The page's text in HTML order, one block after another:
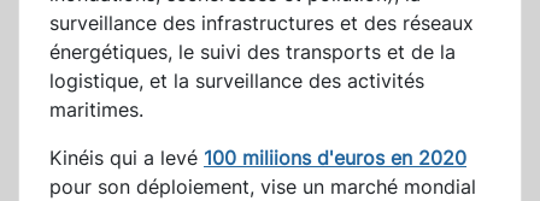
surveillance des infrastructures et des réseaux
énergétiques, le suivi des transports et de la
logistique, et la surveillance des activités
maritimes.
Kinéis qui a levé 100 miliions d'euros en 2020
pour son déploiement, vise un marché mondial